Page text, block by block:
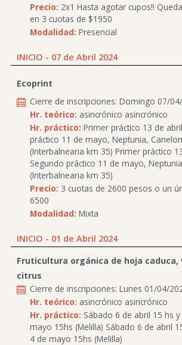
Precio: 2x1 Hasta agotar cupos!!
en 3 cuotas de $1950
Modalidad: Presencial
INICIO - 07 de Abril 2024
Ecoprint
Cierre de inscripciones: Domingo 07/
Hr. teórico: asincrónico asincrónico
Hr. práctico: Primer práctico 13 de
práctico 11 de mayo, Neptunia,
(Interbalnearia km 35) Primer práctico
Segundo práctico 11 de mayo,
(Interbalnearia km 35)
Precio: 3 cuotas de 2600 pesos o un
6500
Modalidad: Mixta
INICIO - 01 de Abril 2024
Fruticultura orgánica de hoja caduca,
citrus
Cierre de inscripciones: Lunes 01/04/
Hr. teórico: asincrónico asincrónico
Hr. práctico: Sábado 6 de abril 15 hs
mayo 15hs (Melilla) Sábado 6 de abril
4 de mayo 15hs (Melilla)